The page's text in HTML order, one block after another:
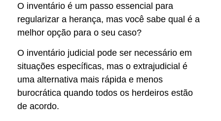
O inventário é um passo essencial para
regularizar a herança, mas você sabe qual é a
melhor opção para o seu caso?
O inventário judicial pode ser necessário em
situações específicas, mas o extrajudicial é
uma alternativa mais rápida e menos
burocrática quando todos os herdeiros estão
de acordo.